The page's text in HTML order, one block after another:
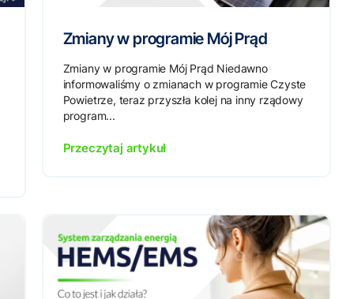
Zmiany w programie Mój Prąd
Zmiany w programie Mój Prąd Niedawno
informowaliśmy o zmianach w programie Czyste
Powietrze, teraz przyszła kolej na inny rządowy
program...
Przeczytaj artykuł